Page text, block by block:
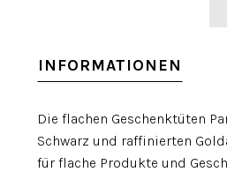
INFORMATIONEN
Die flachen Geschenktüten
Schwarz und raffinierten
für flache Produkte und